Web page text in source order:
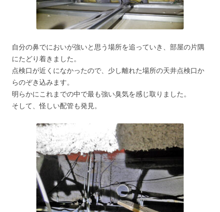
自分の鼻でにおいが強いと思う場所を追っていき、部屋の片隅
にたどり着きました。
点検口が近くになかったので、少し離れた場所の天井点検口か
らのぞき込みます。
明らかにこれまでの中で最も強い臭気を感じ取りました。
そして、怪しい配管も発見。